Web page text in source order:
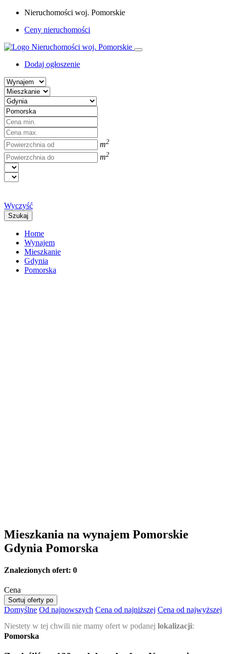
Nieruchomości woj. Pomorskie
Ceny nieruchomości
Dodaj ogłoszenie
m2
m2
Wyczyść
Szukaj
Home
Wynajem
Mieszkanie
Gdynia
Pomorska
Mieszkania na wynajem Pomorskie
Gdynia Pomorska
Znalezionych ofert: 0
Cena
Sortuj oferty po
Domyślne Od najnowszych Cena od najniższej Cena od najwyższej
Niestety w tej chwili nie mamy ofert w podanej lokalizacji:
Pomorska